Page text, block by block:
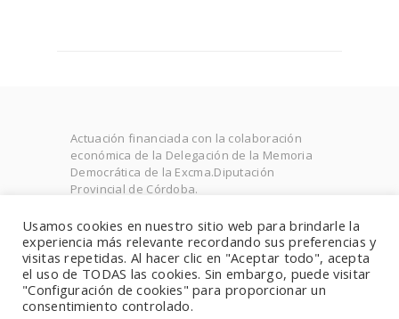
Actuación financiada con la colaboración
económica de la Delegación de la Memoria
Democrática de la Excma.Diputación
Provincial de Córdoba.
Developed by BeYourNetwork, All rights
reserved. Términos de uso and Política de
Usamos cookies en nuestro sitio web para brindarle la
experiencia más relevante recordando sus preferencias y
visitas repetidas. Al hacer clic en "Aceptar todo", acepta
el uso de TODAS las cookies. Sin embargo, puede visitar
"Configuración de cookies" para proporcionar un
consentimiento controlado.